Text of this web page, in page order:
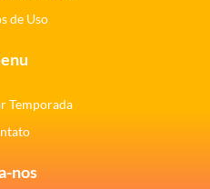
de Uso
Temporada
nos